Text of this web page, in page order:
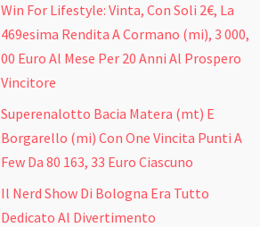
Win For Lifestyle: Vinta, Con Soli 2€, La
469esima Rendita A Cormano (mi), 3 000,
00 Euro Al Mese Per 20 Anni Al Prospero
Vincitore
Superenalotto Bacia Matera (mt) E
Borgarello (mi) Con One Vincita Punti A
Few Da 80 163, 33 Euro Ciascuno
Il Nerd Show Di Bologna Era Tutto
Dedicato Al Divertimento